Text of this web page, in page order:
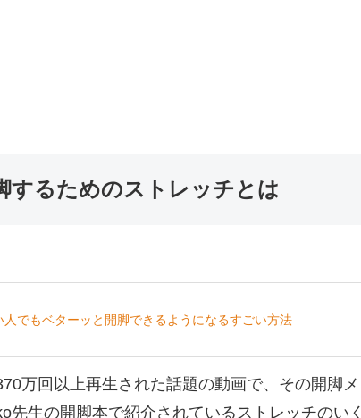
するためのストレッチとは
人でもベターッと開脚できるようになるすごい方法
万回以上再生された話題の動画で、その開脚
先生の開脚本で紹介されているストレッチのい